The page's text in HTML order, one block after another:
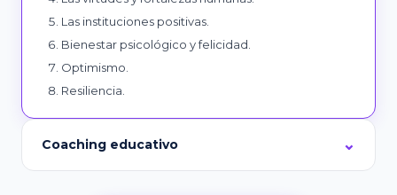
Las instituciones positivas.
Bienestar psicológico y felicidad.
Optimismo.
Resiliencia.
Coaching educativo